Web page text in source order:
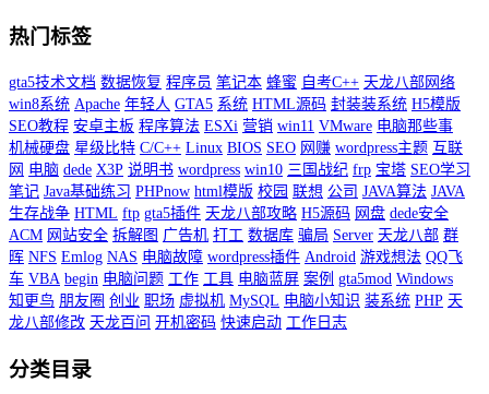
热门标签
gta5技术文档 数据恢复 程序员 笔记本 蜂蜜 自考C++ 天龙八部网络
win8系统 Apache 年轻人 GTA5 系统 HTML源码 封装装系统 H5模版
SEO教程 安卓主板 程序算法 ESXi 营销 win11 VMware 电脑那些事
机械硬盘 星级比特 C/C++ Linux BIOS SEO 网赚 wordpress主题 互联
网 电脑 dede X3P 说明书 wordpress win10 三国战纪 frp 宝塔 SEO学习
笔记 Java基础练习 PHPnow html模版 校园 联想 公司 JAVA算法 JAVA
生存战争 HTML ftp gta5插件 天龙八部攻略 H5源码 网盘 dede安全
ACM 网站安全 拆解图 广告机 打工 数据库 骗局 Server 天龙八部 群
晖 NFS Emlog NAS 电脑故障 wordpress插件 Android 游戏想法 QQ飞
车 VBA begin 电脑问题 工作 工具 电脑蓝屏 案例 gta5mod Windows
知更鸟 朋友圈 创业 职场 虚拟机 MySQL 电脑小知识 装系统 PHP 天
龙八部修改 天龙百问 开机密码 快速启动 工作日志
分类目录